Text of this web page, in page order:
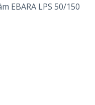
EBARA LPS 50/150